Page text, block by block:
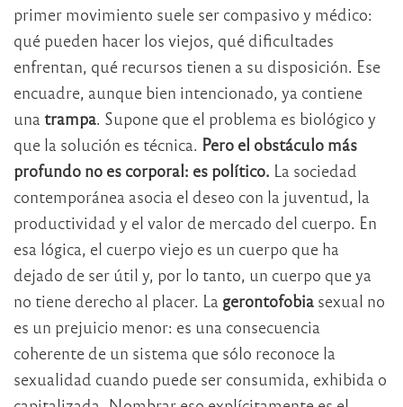
primer movimiento suele ser compasivo y médico:
qué pueden hacer los viejos, qué dificultades
enfrentan, qué recursos tienen a su disposición. Ese
encuadre, aunque bien intencionado, ya contiene
una trampa. Supone que el problema es biológico y
que la solución es técnica. Pero el obstáculo más
profundo no es corporal: es político. La sociedad
contemporánea asocia el deseo con la juventud, la
productividad y el valor de mercado del cuerpo. En
esa lógica, el cuerpo viejo es un cuerpo que ha
dejado de ser útil y, por lo tanto, un cuerpo que ya
no tiene derecho al placer. La gerontofobia sexual no
es un prejuicio menor: es una consecuencia
coherente de un sistema que sólo reconoce la
sexualidad cuando puede ser consumida, exhibida o